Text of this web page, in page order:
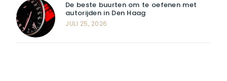
De beste buurten om te oefenen met
autorijden in Den Haag
JULI 25, 2026